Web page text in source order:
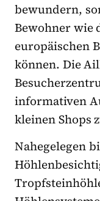
bewundern,
Bewohner wie
europäischen
können. Die
informativen
kleinen Shops
Nahegelegen